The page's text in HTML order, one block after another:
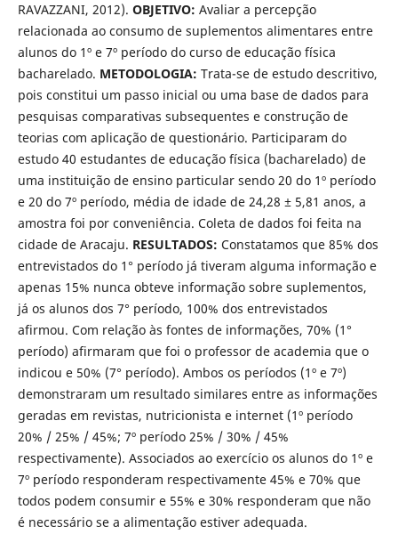
RAVAZZANI, 2012). OBJETIVO: Avaliar a percepção
relacionada ao consumo de suplementos alimentares entre
alunos do 1º e 7º período do curso de educação física
bacharelado. METODOLOGIA: Trata-se de estudo descritivo,
pois constitui um passo inicial ou uma base de dados para
pesquisas comparativas subsequentes e construção de
teorias com aplicação de questionário. Participaram do
estudo 40 estudantes de educação física (bacharelado) de
uma instituição de ensino particular sendo 20 do 1º período
e 20 do 7º período, média de idade de 24,28 ± 5,81 anos, a
amostra foi por conveniência. Coleta de dados foi feita na
cidade de Aracaju. RESULTADOS: Constatamos que 85% dos
entrevistados do 1° período já tiveram alguma informação e
apenas 15% nunca obteve informação sobre suplementos,
já os alunos dos 7° período, 100% dos entrevistados
afirmou. Com relação às fontes de informações, 70% (1°
período) afirmaram que foi o professor de academia que o
indicou e 50% (7° período). Ambos os períodos (1º e 7º)
demonstraram um resultado similares entre as informações
geradas em revistas, nutricionista e internet (1º período
20% / 25% / 45%; 7º período 25% / 30% / 45%
respectivamente). Associados ao exercício os alunos do 1º e
7º período responderam respectivamente 45% e 70% que
todos podem consumir e 55% e 30% responderam que não
é necessário se a alimentação estiver adequada.